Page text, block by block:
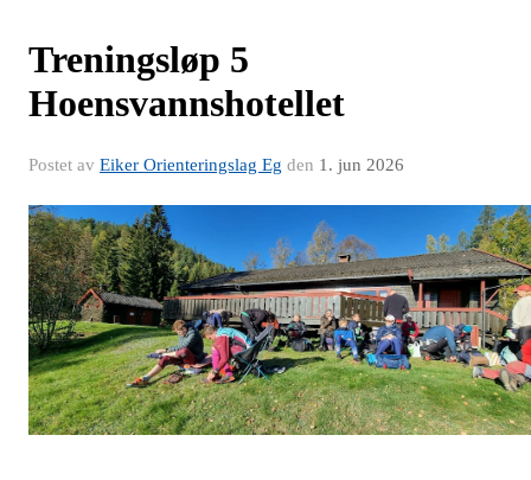
Treningsløp 5
Hoensvannshotellet
Postet av Eiker Orienteringslag Eg den 1. jun 2026